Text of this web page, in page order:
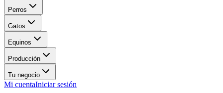
Perros
Gatos
Equinos
Producción
Tu negocio
Mi cuentaIniciar sesión